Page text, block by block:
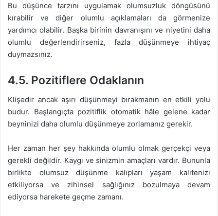
Bu düşünce tarzını uygulamak olumsuzluk döngüsünü
kırabilir ve diğer olumlu açıklamaları da görmenize
yardımcı olabilir. Başka birinin davranışını ve niyetini daha
olumlu değerlendirirseniz, fazla düşünmeye ihtiyaç
duymazsınız.
4.5. Pozitiflere Odaklanın
Klişedir ancak aşırı düşünmeyi bırakmanın en etkili yolu
budur. Başlangıçta pozitiflik otomatik hâle gelene kadar
beyninizi daha olumlu düşünmeye zorlamanız gerekir.
Her zaman her şey hakkında olumlu olmak gerçekçi veya
gerekli değildir. Kaygı ve sinizmin amaçları vardır. Bununla
birlikte olumsuz düşünme kalıpları yaşam kalitenizi
etkiliyorsa ve zihinsel sağlığınız bozulmaya devam
ediyorsa harekete geçme zamanı.